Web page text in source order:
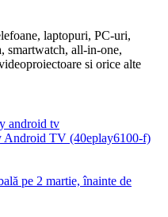
laptopuri, PC-uri,
smartwatch, all-in-one,
si orice alte
Android TV (40eplay6100-f)
pe 2 martie, înainte de